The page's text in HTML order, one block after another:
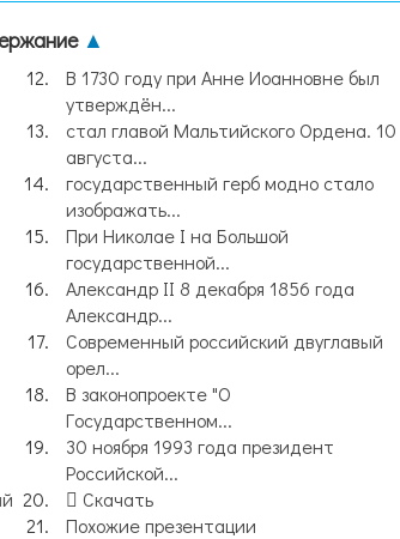
▲
В 1730 году при Анне Иоанновне был
утверждён...
cтал главой Мальтийского Ордена. 10
августа...
государственный герб модно стало
изображать...
При Николае I на Большой
государственной...
Александр II 8 декабря 1856 года
Александр...
Современный российский двуглавый
орел...
В законопроекте "О
Государственном...
30 ноября 1993 года президент
Российской...
Скачать
Похожие презентации